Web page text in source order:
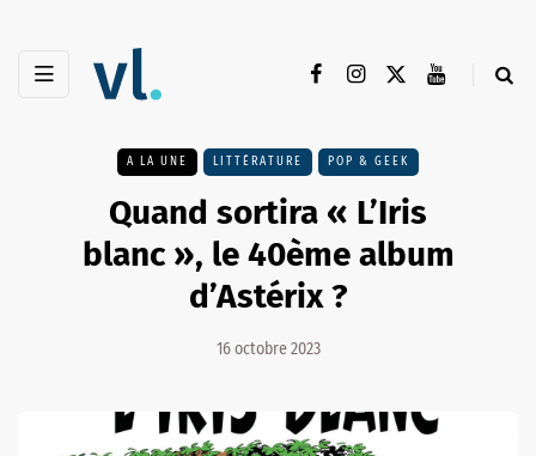
A LA UNE LITTÉRATURE POP & GEEK
Quand sortira « L’Iris
blanc », le 40ème album
d’Astérix ?
16 octobre 2023